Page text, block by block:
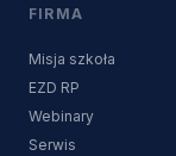
FIRMA
Misja szkoła
EZD RP
Webinary
Serwis